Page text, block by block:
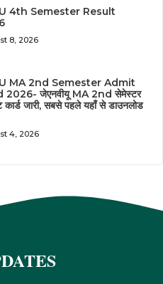
4th Semester Result
8, 2026
MA 2nd Semester Admit
2026- जेएनवीयू MA 2nd सेमेस्टर
कार्ड जारी, सबसे पहले यहाँ से डाउनलोड
4, 2026